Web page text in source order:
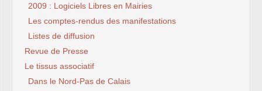
2009 : Logiciels Libres en Mairies
Les comptes-rendus des manifestations
Listes de diffusion
Revue de Presse
Le tissus associatif
Dans le Nord-Pas de Calais